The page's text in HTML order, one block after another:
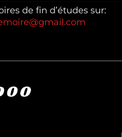
de fin d’études sur: